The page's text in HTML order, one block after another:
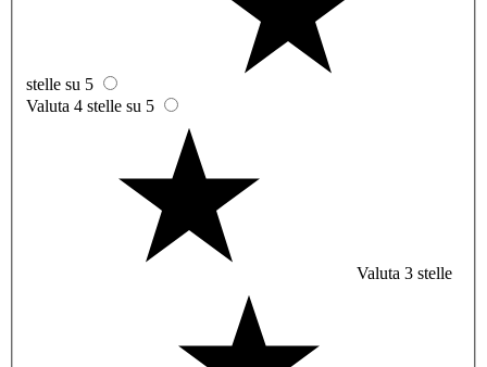
stelle su 5
Valuta 4 stelle su 5
Valuta 3 stelle